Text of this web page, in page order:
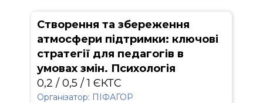
Створення та збереження
атмосфери підтримки: ключові
стратегії для педагогів в
умовах змін. Психологія
0,2 / 0,5 / 1 ЄКТС
Організатор: ПІФАГОР